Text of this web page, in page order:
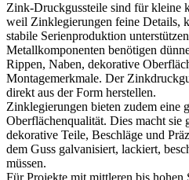
Zink-Druckgussteile sind für kleine
weil Zinklegierungen feine Details,
stabile Serienproduktion
Metallkomponenten benötigen
Rippen, Naben, dekorative
Montagemerkmale. Der
direkt aus der Form herstellen.
Zinklegierungen bieten zudem eine
Oberflächenqualität. Dies macht sie
dekorative Teile, Beschläge und
dem Guss galvanisiert, lackiert,
müssen.